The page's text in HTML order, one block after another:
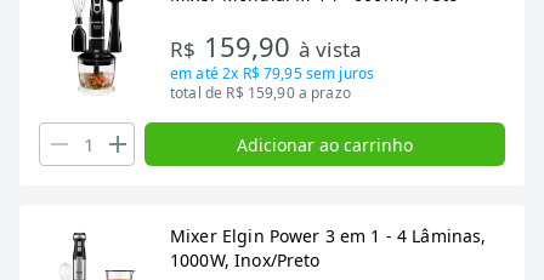
R$ 159,90 à vista
em até2x R$ 79,95sem juros
total de R$ 159,90 a prazo
Adicionar ao carrinho
Mixer Elgin Power 3 em 1 - 4 Lâminas,
1000W, Inox/Preto